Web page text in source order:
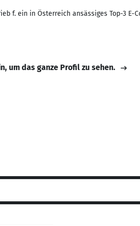
f. ein in Österreich ansässiges Top-3
um das ganze Profil zu sehen.